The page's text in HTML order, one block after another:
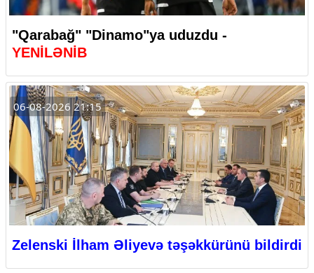
"Qarabağ" "Dinamo"ya uduzdu -
YENİLƏNİB
06-08-2026 21:15
Zelenski İlham Əliyevə təşəkkürünü bildirdi